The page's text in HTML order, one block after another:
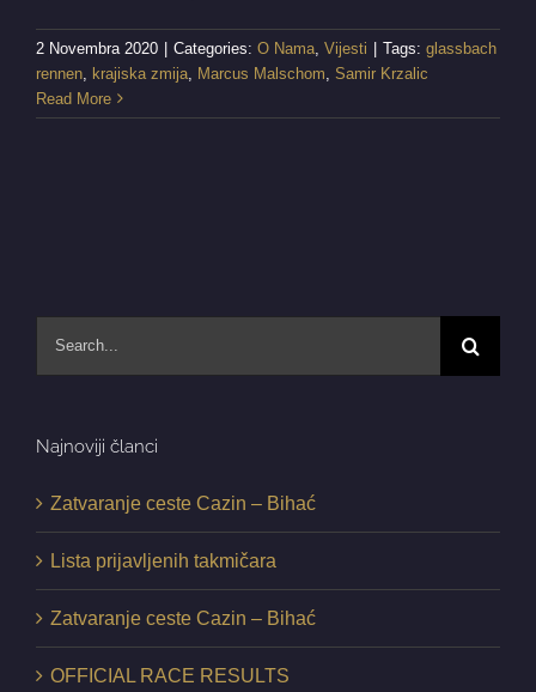
2 Novembra 2020 Categories: O Nama Vijesti Tags: glassbach
rennen
krajiska zmija Marcus Malschom Samir Krzalic
Read More
Najnoviji članci
Zatvaranje ceste Cazin – Bihać
Lista prijavljenih takmičara
Zatvaranje ceste Cazin – Bihać
OFFICIAL RACE RESULTS